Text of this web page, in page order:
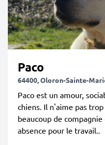
Paco
64400, Oloron-Sainte-
Paco est un amour,
chiens. Il n'aime pas
beaucoup de
absence pour le travail..